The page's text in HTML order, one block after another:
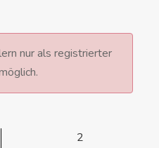
nur als registrierter
2